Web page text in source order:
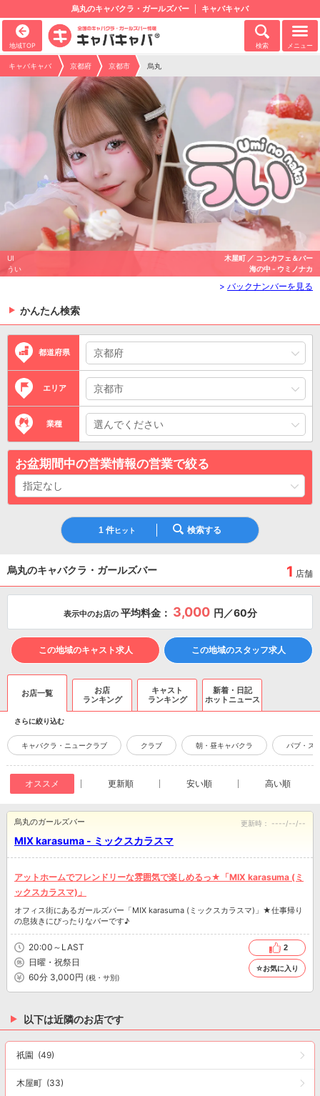
烏丸のキャバクラ・ガールズバー キャバキャバ
地域TOP 検索 メニュー
キャバキャバ 京都府 京都市 烏丸
UI
うい
木屋町 ／ コンカフェ＆バー
海の中 - ウミノナカ
> バックナンバーを見る
かんたん検索
都道府県
エリア
業種
お盆期間中の営業情報の営業で絞る
1 件ヒット 検索する
烏丸のキャバクラ・ガールズバー 1 店舗
表示中のお店の 平均料金： 3,000 円／60分
この地域のキャスト求人 この地域のスタッフ求人
お店一覧
お店
ランキング
キャスト
ランキング
新着・日記
ホットニュース
さらに絞り込む
キャバクラ・ニュークラブ クラブ 朝・昼キャバクラ パブ・ス
オススメ 更新順 安い順 高い順
MIX karasuma - ミックスカラスマ
烏丸のガールズバー 更新時： ----/--/--
アットホームでフレンドリーな雰囲気で楽しめるっ★「MIX karasuma (ミ
ックスカラスマ)」
オフィス街にあるガールズバー「MIX karasuma (ミックスカラスマ)」★仕事帰り
の息抜きにぴったりなバーです♪
20:00～LAST
日曜・祝祭日
60分 3,000円 (税・サ別)
2
☆お気に入り
以下は近隣のお店です
祇園 (49)
木屋町 (33)